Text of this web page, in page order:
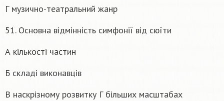
Г музично-театральний жанр
51. Основна відмінність симфонії від сюїти
А кількості частин
Б складі виконавців
В наскрізному розвитку Г більших масштабах